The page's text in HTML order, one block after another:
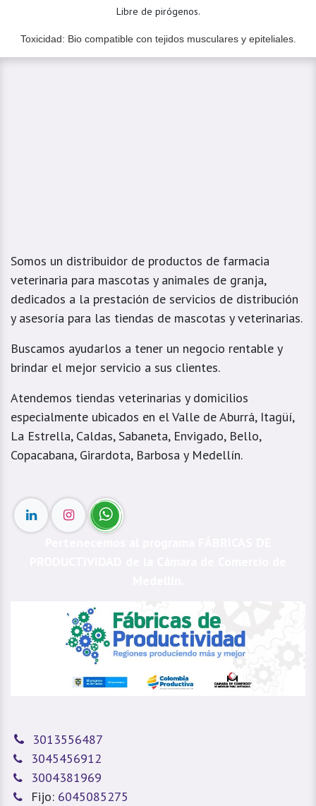
Libre de pirógenos.
Toxicidad: Bio compatible con tejidos musculares y epiteliales.
Somos un distribuidor de productos de farmacia
veterinaria para mascotas y animales de granja,
dedicados a la prestación de servicios de distribución
y asesoría para las tiendas de mascotas y veterinarias.
Buscamos ayudarlos a tener un negocio rentable y
brindar el mejor servicio a sus clientes.
Atendemos tiendas veterinarias y domicilios
especialmente ubicados en el Valle de Aburrá, Itagüí,
La Estrella, Caldas, Sabaneta, Envigado, Bello,
Copacabana, Girardota, Barbosa y Medellín.
3013556487
3045456912
3004381969
Fijo: 6045085275